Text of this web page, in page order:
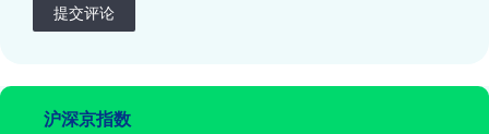
提交评论
沪深京指数